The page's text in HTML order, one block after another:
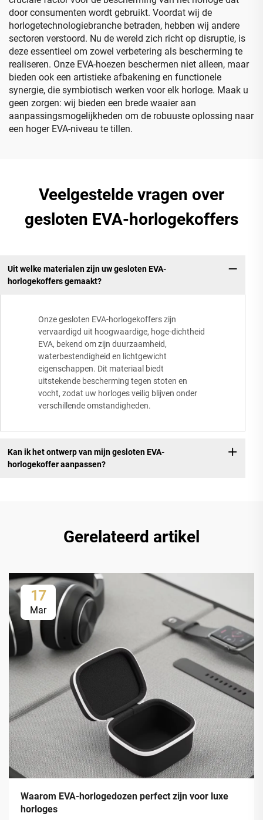
door consumenten wordt gebruikt. Voordat wij de
horlogetechnologiebranche betraden, hebben wij andere
sectoren verstoord. Nu de wereld zich richt op disruptie, is
deze essentieel om zowel verbetering als bescherming te
realiseren. Onze EVA-hoezen beschermen niet alleen, maar
bieden ook een artistieke afbakening en functionele
synergie, die symbiotisch werken voor elk horloge. Maak u
geen zorgen: wij bieden een brede waaier aan
aanpassingsmogelijkheden om de robuuste oplossing naar
een hoger EVA-niveau te tillen.
Veelgestelde vragen over
gesloten EVA-horlogekoffers
Uit welke materialen zijn uw gesloten EVA-
horlogekoffers gemaakt?
Onze gesloten EVA-horlogekoffers zijn
vervaardigd uit hoogwaardige, hoge-dichtheid
EVA, bekend om zijn duurzaamheid,
waterbestendigheid en lichtgewicht
eigenschappen. Dit materiaal biedt
uitstekende bescherming tegen stoten en
vocht, zodat uw horloges veilig blijven onder
verschillende omstandigheden.
Kan ik het ontwerp van mijn gesloten EVA-
horlogekoffer aanpassen?
Gerelateerd artikel
17
Mar
Waarom EVA-horlogedozen perfect zijn voor luxe
horloges